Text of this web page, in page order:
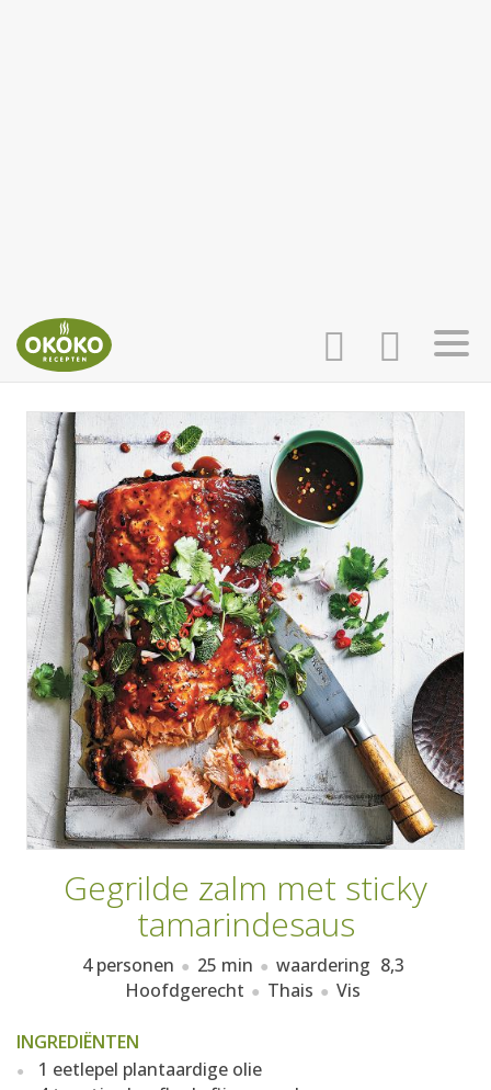
INLOGGEN
AANMELDEN
HOME
RECEPTEN
WEEKMENU'S
KOOKBOEKEN
Gegrilde zalm met sticky
tamarindesaus
4 personen 25 min waardering 8,3
Hoofdgerecht
Thais Vis
INGREDIËNTEN
1 eetlepel plantaardige olie